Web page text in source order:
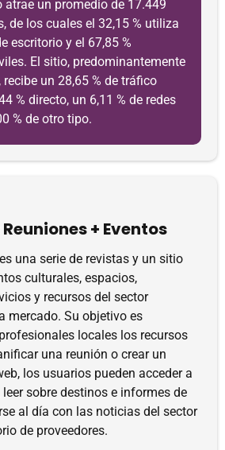
atrae un promedio de 17.449
de los cuales el 32,15 % utiliza
escritorio y el 67,85 %
El sitio, predominantemente
un 28,65 % de tráfico
% directo, un 6,11 % de redes
% de otro tipo.
+ Eventos
una serie de revistas y un sitio
culturales, espacios,
y recursos del sector
mercado. Su objetivo es
locales los recursos
una reunión o crear un
los usuarios pueden acceder a
sobre destinos e informes de
al día con las noticias del sector
de proveedores.